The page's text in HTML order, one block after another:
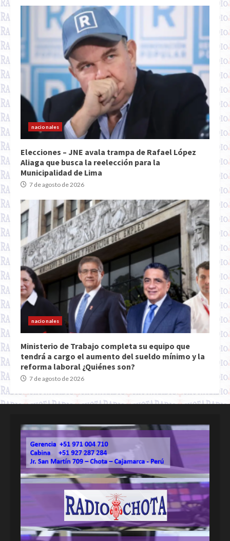
nacionales
Elecciones – JNE avala trampa de Rafael López
Aliaga que busca la reelección para la
Municipalidad de Lima
7 de agosto de 2026
nacionales
Ministerio de Trabajo completa su equipo que
tendrá a cargo el aumento del sueldo mínimo y la
reforma laboral ¿Quiénes son?
7 de agosto de 2026